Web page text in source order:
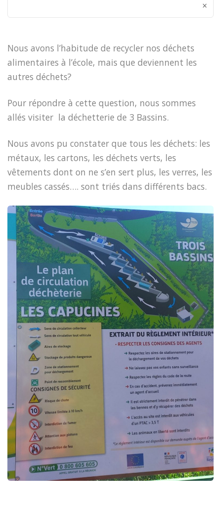
×
Nous avons l’habitude de recycler nos déchets
alimentaires à l’école, mais que deviennent les
autres déchets?
Pour répondre à cette question, nous sommes
allés visiter la déchetterie de 3 Bassins.
Nous avons pu constater que tous les déchets: les
métaux, les cartons, les déchets verts, les
vêtements dont on ne s’en sert plus, les verres, les
meubles cassés…. sont triés dans différents bacs.